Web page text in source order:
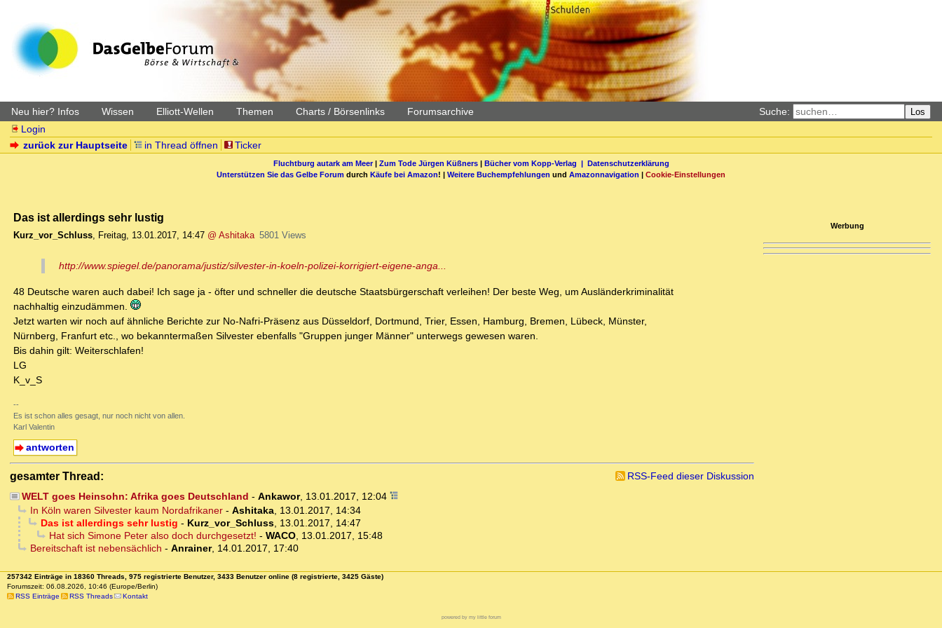
Neu hier? Infos Wissen Elliott-Wellen Themen Charts / Börsenlinks Forumsarchive Suche: Los
Login
zurück zur Hauptseite
in Thread öffnen Ticker
Fluchtburg autark am Meer| Zum Tode Jürgen Küßners| Bücher vom Kopp-Verlag | Datenschutzerklärung
Unterstützen Sie das Gelbe Forum durch Käufe bei Amazon! | Weitere Buchempfehlungen und Amazonnavigation | Cookie-Einstellungen
Das ist allerdings sehr lustig
Kurz_vor_Schluss, Freitag, 13.01.2017, 14:47 @ Ashitaka 5801 Views
http://www.spiegel.de/panorama/justiz/silvester-in-koeln-polizei-korrigiert-eigene-anga...
48 Deutsche waren auch dabei! Ich sage ja - öfter und schneller die deutsche Staatsbürgerschaft verleihen! Der beste Weg, um Ausländerkriminalität
nachhaltig einzudämmen.
Jetzt warten wir noch auf ähnliche Berichte zur No-Nafri-Präsenz aus Düsseldorf, Dortmund, Trier, Essen, Hamburg, Bremen, Lübeck, Münster,
Nürnberg, Franfurt etc., wo bekanntermaßen Silvester ebenfalls "Gruppen junger Männer" unterwegs gewesen waren.
Bis dahin gilt: Weiterschlafen!
LG
K_v_S
--
Es ist schon alles gesagt, nur noch nicht von allen.
Karl Valentin
antworten
gesamter Thread:
RSS-Feed dieser Diskussion
WELT goes Heinsohn: Afrika goes Deutschland - Ankawor, 13.01.2017, 12:04
In Köln waren Silvester kaum Nordafrikaner- Ashitaka, 13.01.2017, 14:34
Das ist allerdings sehr lustig - Kurz_vor_Schluss, 13.01.2017, 14:47
Hat sich Simone Peter also doch durchgesetzt! - WACO, 13.01.2017, 15:48
Bereitschaft ist nebensächlich - Anrainer, 14.01.2017, 17:40
Werbung
257342 Einträge in 18360 Threads, 975 registrierte Benutzer, 3433 Benutzer online (8 registrierte, 3425 Gäste)
Forumszeit: 06.08.2026, 10:46 (Europe/Berlin)
RSS Einträge
RSS Threads Kontakt
powered by my little forum